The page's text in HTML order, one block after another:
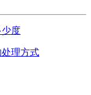
度
理方式